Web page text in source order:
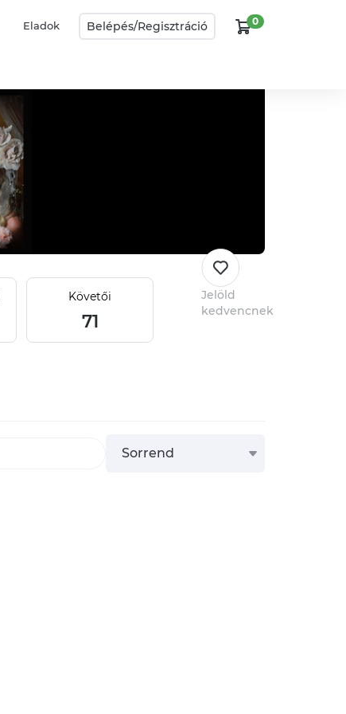
Eladok Belépés/Regisztráció 0
Követői
71
Jelöld
kedvencnek
Sorrend